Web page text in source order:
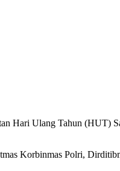
Hari Ulang Tahun (HUT)
Korbinmas Polri,